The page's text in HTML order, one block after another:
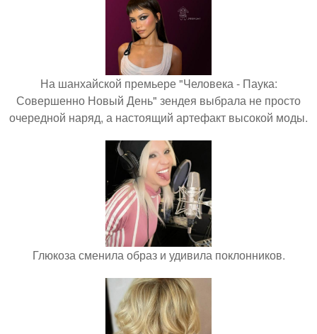
На шанхайской премьере "Человека - Паука:
Совершенно Новый День" зендея выбрала не просто
очередной наряд, а настоящий артефакт высокой моды.
Глюкоза сменила образ и удивила поклонников.